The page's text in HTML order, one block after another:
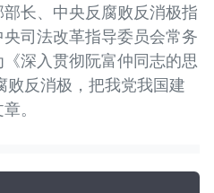
长、中央反腐败反消极指
司法改革指导委员会常务
深入贯彻阮富仲同志的思
反消极，把我党我国建
。